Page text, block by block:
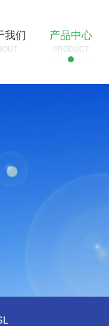
我们 产品中心
PRODUCT
德国DI-SORIC传感